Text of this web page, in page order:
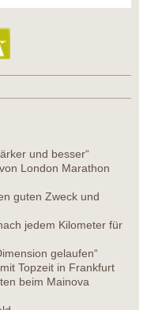
und besser“
London Marathon
guten Zweck und
jedem Kilometer für
gelaufen“
Topzeit in Frankfurt
beim Mainova